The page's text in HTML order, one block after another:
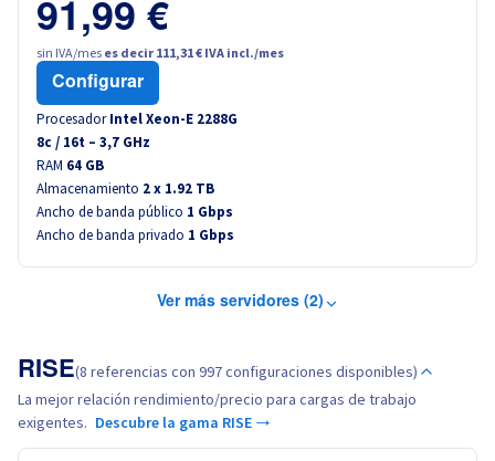
91,99 €
sin IVA/mes es decir 111,31 € IVA incl./mes
Configurar
Procesador Intel Xeon-E 2288G
8c / 16t – 3,7 GHz
RAM 64 GB
Almacenamiento 2 x 1.92 TB
Ancho de banda público 1 Gbps
Ancho de banda privado 1 Gbps
Ver más servidores (2)
RISE(8 referencias con 997 configuraciones disponibles)
La mejor relación rendimiento/precio para cargas de trabajo
exigentes. Descubre la gama RISE →